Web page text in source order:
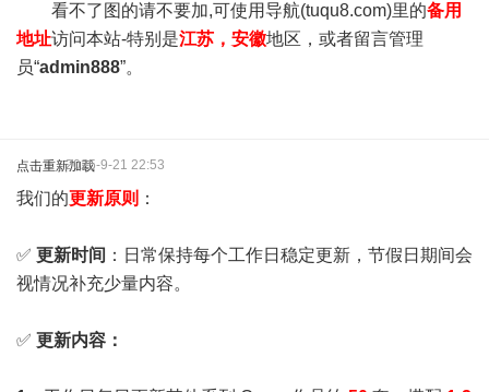
看不了图的请不要加,可使用导航(tuqu8.com)里的备用
地址访问本站-特别是江苏，安徽地区，或者留言管理
员“admin888”。
点击重新加载2025-9-21 22:53
我们的更新原则 ：
✅ 更新时间 ：日常保持每个工作日稳定更新，节假日期间会
视情况补充少量内容。
✅ 更新内容：